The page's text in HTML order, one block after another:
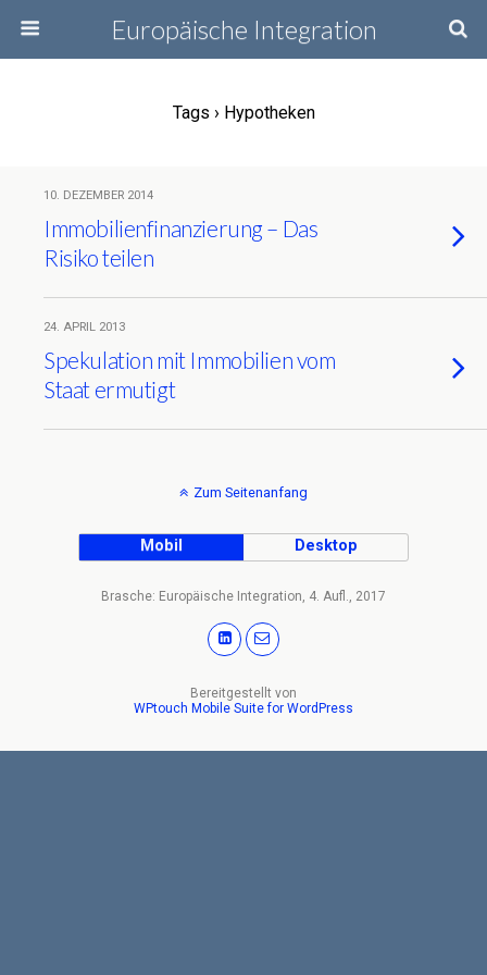
Europäische Integration
Tags › Hypotheken
10. DEZEMBER 2014
Immobilienfinanzierung – Das
Risiko teilen
24. APRIL 2013
Spekulation mit Immobilien vom
Staat ermutigt
Zum Seitenanfang
Mobil Desktop
Brasche: Europäische Integration, 4. Aufl., 2017
Bereitgestellt von
WPtouch Mobile Suite for WordPress